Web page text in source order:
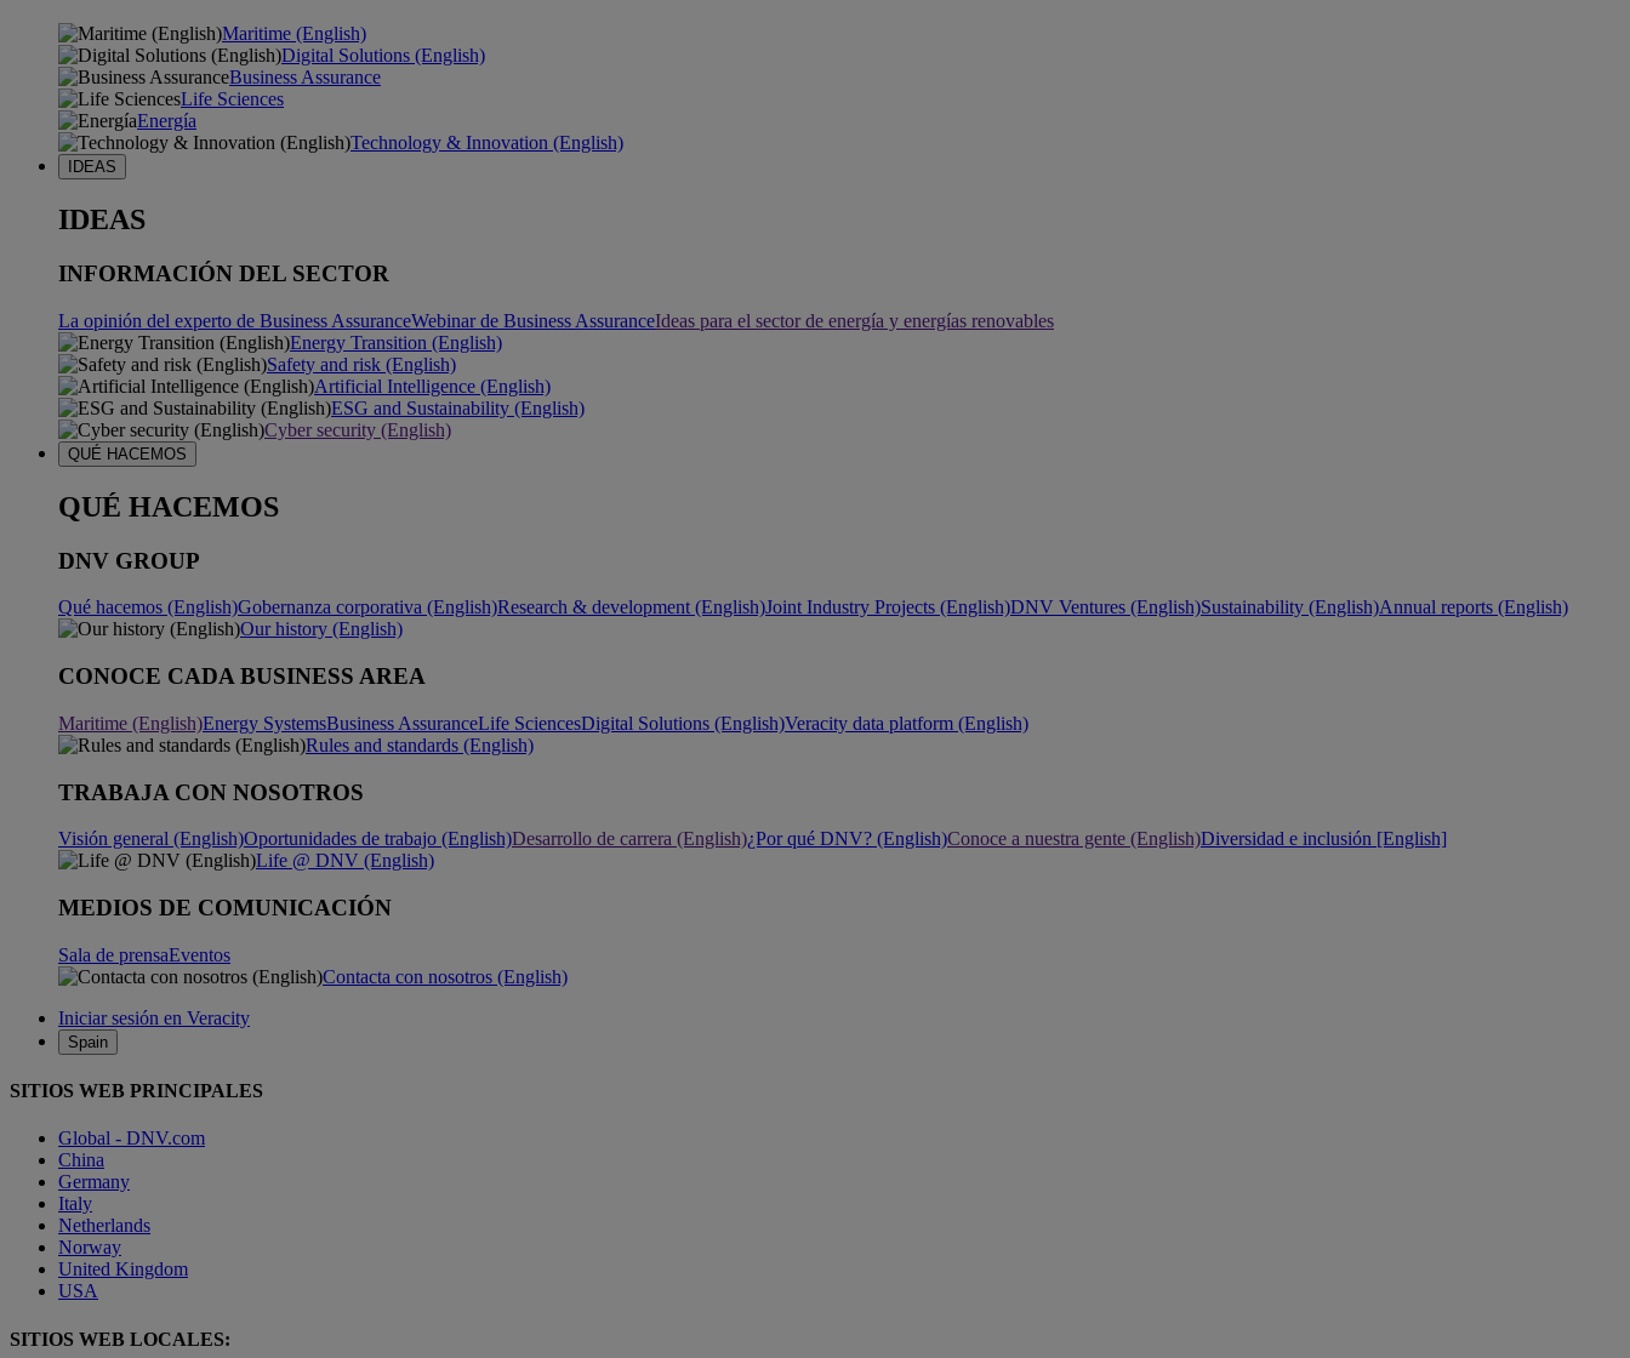
Maritime (English)
Digital Solutions (English)
Business Assurance
Life Sciences
Energía
Technology & Innovation (English)
IDEAS
IDEAS
INFORMACIÓN DEL SECTOR
La opinión del experto de Business AssuranceWebinar de Business AssuranceIdeas para el sector de energía y energías renovables
Energy Transition (English)
Safety and risk (English)
Artificial Intelligence (English)
ESG and Sustainability (English)
Cyber security (English)
QUÉ HACEMOS
QUÉ HACEMOS
DNV GROUP
Qué hacemos (English)Gobernanza corporativa (English)Research & development (English)Joint Industry Projects (English)DNV Ventures (English)Sustainability (English)Annual reports (English)
Our history (English)
CONOCE CADA BUSINESS AREA
Maritime (English)Energy SystemsBusiness AssuranceLife SciencesDigital Solutions (English)Veracity data platform (English)
Rules and standards (English)
TRABAJA CON NOSOTROS
Visión general (English)Oportunidades de trabajo (English)Desarrollo de carrera (English)¿Por qué DNV? (English)Conoce a nuestra gente (English)Diversidad e inclusión [English]
Life @ DNV (English)
MEDIOS DE COMUNICACIÓN
Sala de prensaEventos
Contacta con nosotros (English)
Iniciar sesión en Veracity
Spain
SITIOS WEB PRINCIPALES
Global - DNV.com
China
Germany
Italy
Netherlands
Norway
United Kingdom
USA
SITIOS WEB LOCALES: